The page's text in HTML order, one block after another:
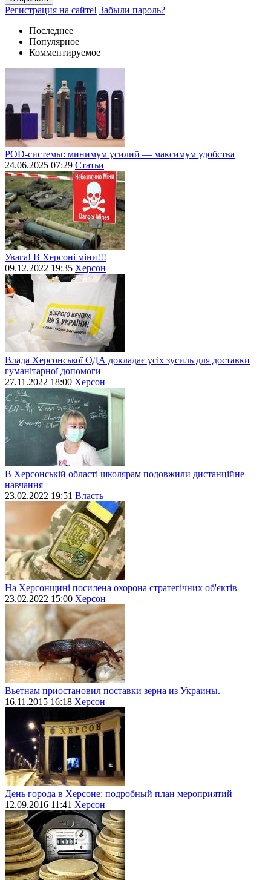
Регистрация на сайте! Забыли пароль?
Последнее
Популярное
Комментируемое
POD-системы: минимум усилий — максимум удобства
24.06.2025 07:29 Статьи
Увага! В Херсоні міни!!!
09.12.2022 19:35 Херсон
Влада Херсонської ОДА докладає усіх зусиль для доставки
гуманітарної допомоги
27.11.2022 18:00 Херсон
В Херсонській області школярам подовжили дистанційне
навчання
23.02.2022 19:51 Власть
На Херсонщині посилена охорона стратегічних об'єктів
23.02.2022 15:00 Херсон
Вьетнам приостановил поставки зерна из Украины.
16.11.2015 16:18 Херсон
День города в Херсоне: подробный план мероприятий
12.09.2016 11:41 Херсон